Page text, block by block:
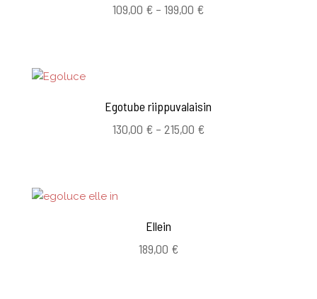
109,00 € – 199,00 €Hintaluokka:
Egotube riippuvalaisin
130,00 € – 215,00 €Hintaluokka:
Ellein
189,00 €